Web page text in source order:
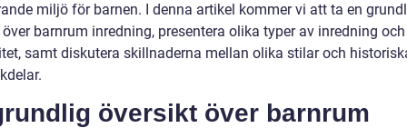
miljö för barnen. I denna artikel kommer vi att ta en
barnrum inredning, presentera olika typer av inredning
samt diskutera skillnaderna mellan olika stilar och
översikt över barnrum